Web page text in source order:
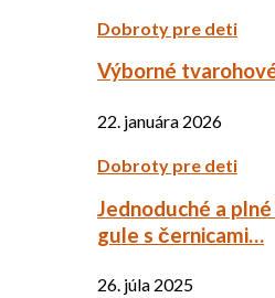
Dobroty pre deti
Výborné
22. januára 2026
Dobroty pre deti
Jednoduché a
gule s černicami…
26. júla 2025